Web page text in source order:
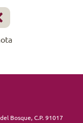
Bosque, C.P. 91017